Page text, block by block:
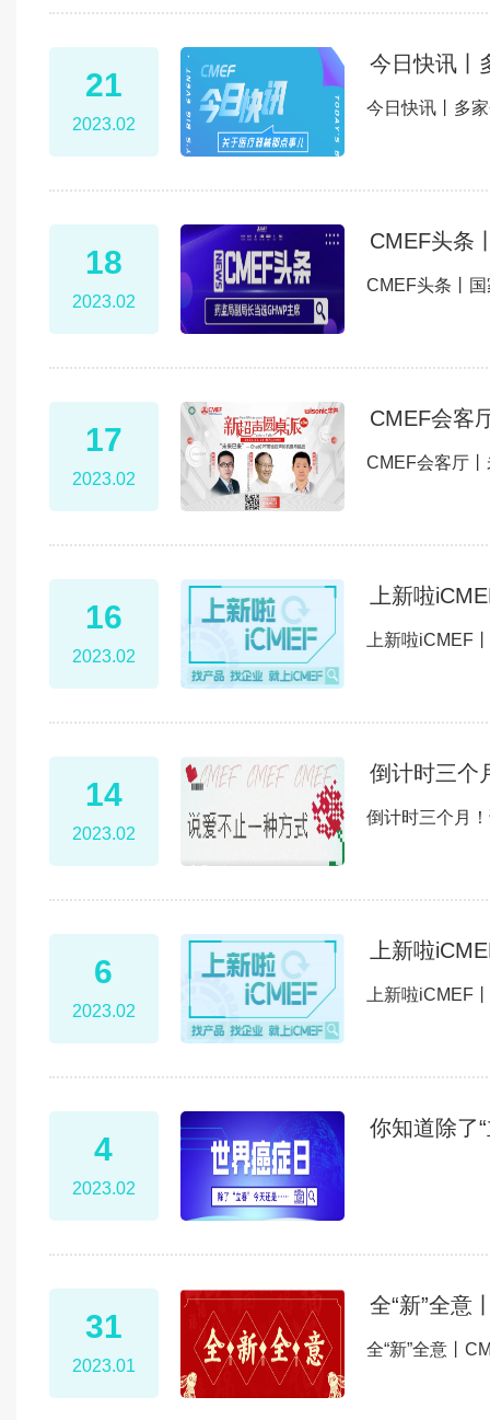
21
2023.02
今日快讯丨
今日快讯丨多
18
2023.02
CMEF头条
CMEF头条丨
17
2023.02
CMEF会客
CMEF会客厅
16
2023.02
上新啦
上新啦iCMEF
14
2023.02
倒计时三个
倒计时三个月
6
2023.02
上新啦
上新啦iCMEF
4
2023.02
你知道除了
31
2023.01
全“新”全意
全“新”全意丨